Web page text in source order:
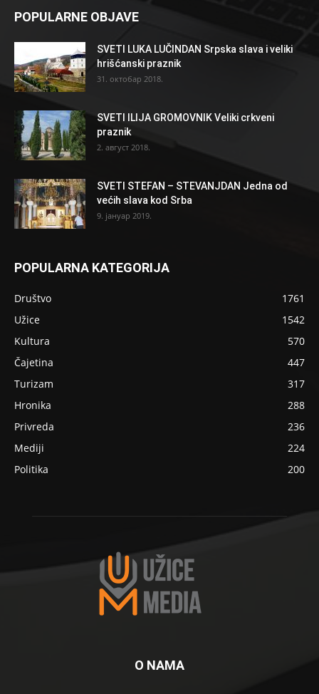
POPULARNE OBJAVE
SVETI LUKA LUČINDAN Srpska slava i veliki
hrišćanski praznik
31. октобар 2018.
SVETI ILIJA GROMOVNIK Veliki crkveni
praznik
2. август 2018.
SVETI STEFAN – STEVANJDAN Jedna od
većih slava kod Srba
9. јануар 2019.
POPULARNA KATEGORIJA
Društvo
1761
Užice
1542
Kultura
570
Čajetina
447
Turizam
317
Hronika
288
Privreda
236
Mediji
224
Politika
200
O NAMA